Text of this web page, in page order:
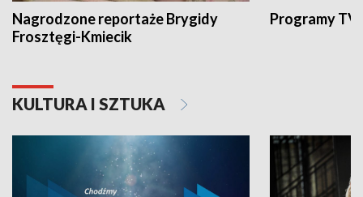
Nagrodzone reportaże Brygidy
Frosztęgi-Kmiecik
Programy
KULTURA I SZTUKA